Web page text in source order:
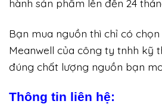
hành sản phẩm lên đến 24
Bạn mua nguồn thì chỉ có
Meanwell của công ty tnhh kỹ
đúng chất lượng nguồn bạn
Thông tin liên hệ: